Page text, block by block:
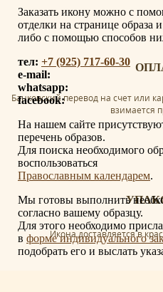
Банковский перевод на счет или
взимается
Икона доставляется в
Заказать икону можно с
отделки на странице образа
либо с помощью способов
тел: +7 (925) 717-60-30
e-mail:
whatsapp:
facebook:
На нашем сайте
перечень образов.
Для поиска необходимого
воспользоваться
Православным календарем.
Мы готовы выполнить
согласно вашему образцу.
Для этого необходимо
в форме индивидуального
подобрать его и выслать